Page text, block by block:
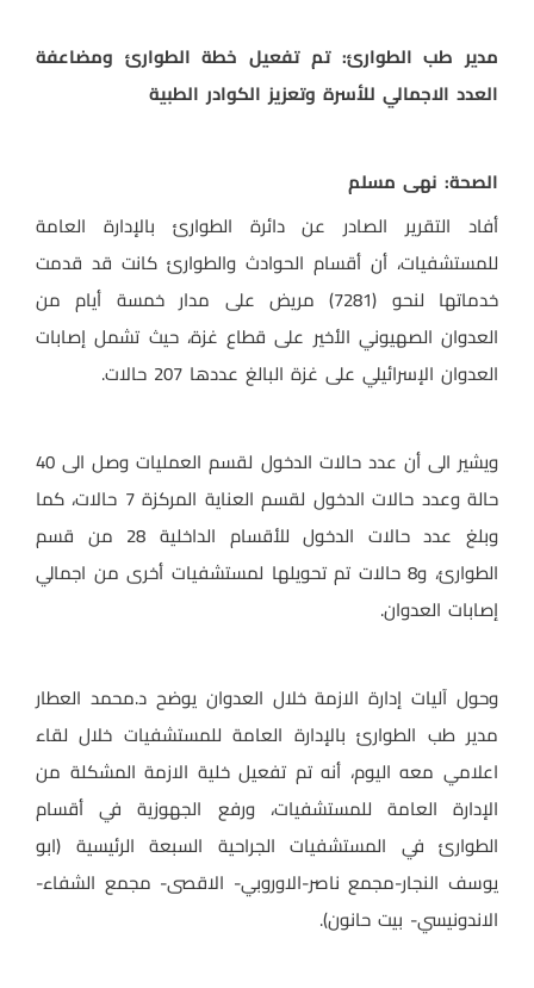
مدير طب الطوارئ: تم تفعيل خطة الطوارئ ومضاعفة
العدد الاجمالي للأسرة وتعزيز الكوادر الطبية
الصحة: نهى مسلم
أفاد التقرير الصادر عن دائرة الطوارئ بالإدارة العامة
للمستشفيات، أن أقسام الحوادث والطوارئ كانت قد قدمت
خدماتها لنحو (7281) مريض على مدار خمسة أيام من
العدوان الصهيوني الأخير على قطاع غزة، حيث تشمل إصابات
العدوان الإسرائيلي على غزة البالغ عددها 207 حالات.
ويشير الى أن عدد حالات الدخول لقسم العمليات وصل الى 40
حالة وعدد حالات الدخول لقسم العناية المركزة 7 حالات، كما
وبلغ عدد حالات الدخول للأقسام الداخلية 28 من قسم
الطوارئ، و8 حالات تم تحويلها لمستشفيات أخرى من اجمالي
إصابات العدوان.
وحول آليات إدارة الازمة خلال العدوان يوضح د.محمد العطار
مدير طب الطوارئ بالإدارة العامة للمستشفيات خلال لقاء
اعلامي معه اليوم، أنه تم تفعيل خلية الازمة المشكلة من
الإدارة العامة للمستشفيات، ورفع الجهوزية في أقسام
الطوارئ في المستشفيات الجراحية السبعة الرئيسية (ابو
يوسف النجار-مجمع ناصر-الاوروبي- الاقصى- مجمع الشفاء-
الاندونيسي- بيت حانون).